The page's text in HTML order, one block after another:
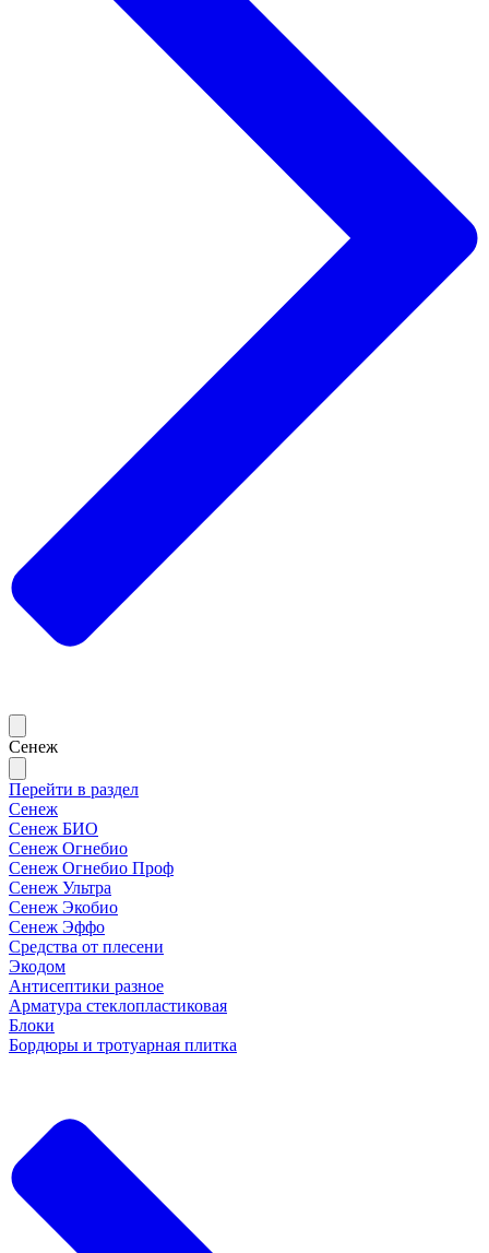
Сенеж
Перейти в раздел
Сенеж
Сенеж БИО
Сенеж Огнебио
Сенеж Огнебио Проф
Сенеж Ультра
Сенеж Экобио
Сенеж Эффо
Средства от плесени
Экодом
Антисептики разное
Арматура стеклопластиковая
Блоки
Бордюры и тротуарная плитка